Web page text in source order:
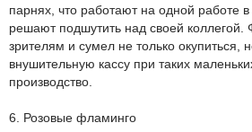
парнях, что работают на одной работе
решают подшутить над своей коллегой.
зрителям и сумел не только окупиться,
внушительную кассу при таких
производство.
6. Розовые фламинго